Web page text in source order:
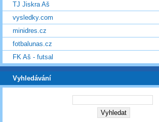
TJ Jiskra Aš
vysledky.com
minidres.cz
fotbalunas.cz
FK Aš - futsal
Vyhledávání